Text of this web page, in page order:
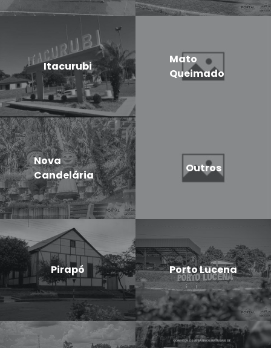
Itacurubi
Mato
Queimado
Nova
Candelária
Outros
Pirapó Porto Lucena